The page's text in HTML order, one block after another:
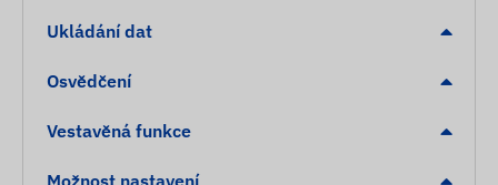
Grónsko, Grenada, Guernsey, Guyana, Hongkong,
Maďarsko, Island, Indie, Indonésie, Irsko, Isle of
Kosovo, Kyrgyzstán, Lotyšsko, Lichtenštejnsko,
Ukládání dat
Osvědčení
Vestavěná funkce
Možnost nastavení